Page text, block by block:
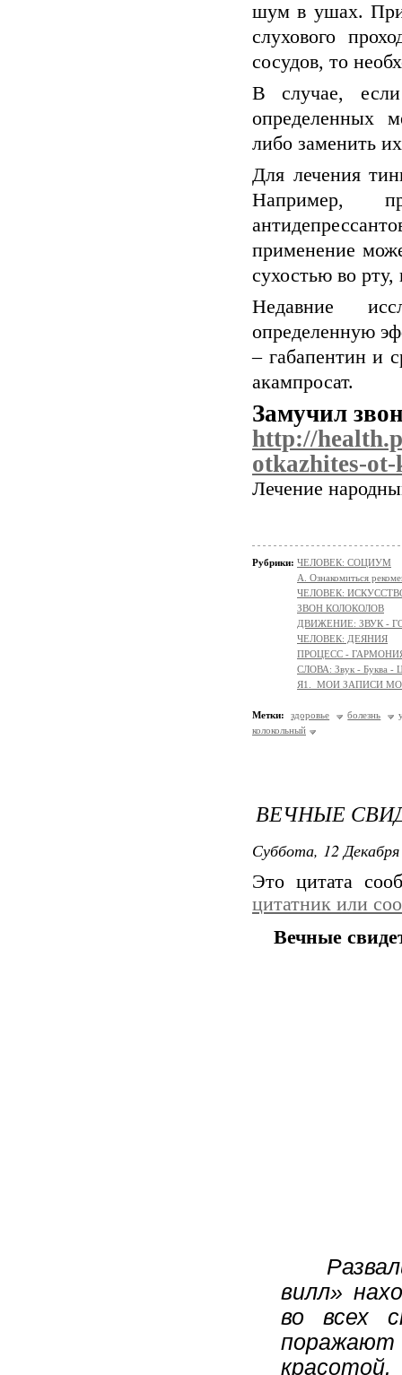
шум в ушах. При
слухового
сосудов, то
В случае,
определенных
либо заменить
Для лечения
Например,
применение
сухостью во
Недавние
определенную
– габапентин и
акампросат.
Замучил
http://
otkazhites-
Лечение
Рубрики: ЧЕЛОВЕК: СОЦИУМ
А. Ознакомиться
ЧЕЛОВЕК:
ЗВОН КОЛОКОЛОВ
ДВИЖЕНИЕ: ЗВУК -
ЧЕЛОВЕК: ДЕЯНИЯ
ПРОЦЕСС -
СЛОВА: Звук - Буква -
Я1._МОИ ЗАПИСИ
Метки: здоровье болезнь
колокольный
ВЕЧНЫЕ
Суббота, 12
Это цитата
цитатник или
Вечные
вилл»
во всех